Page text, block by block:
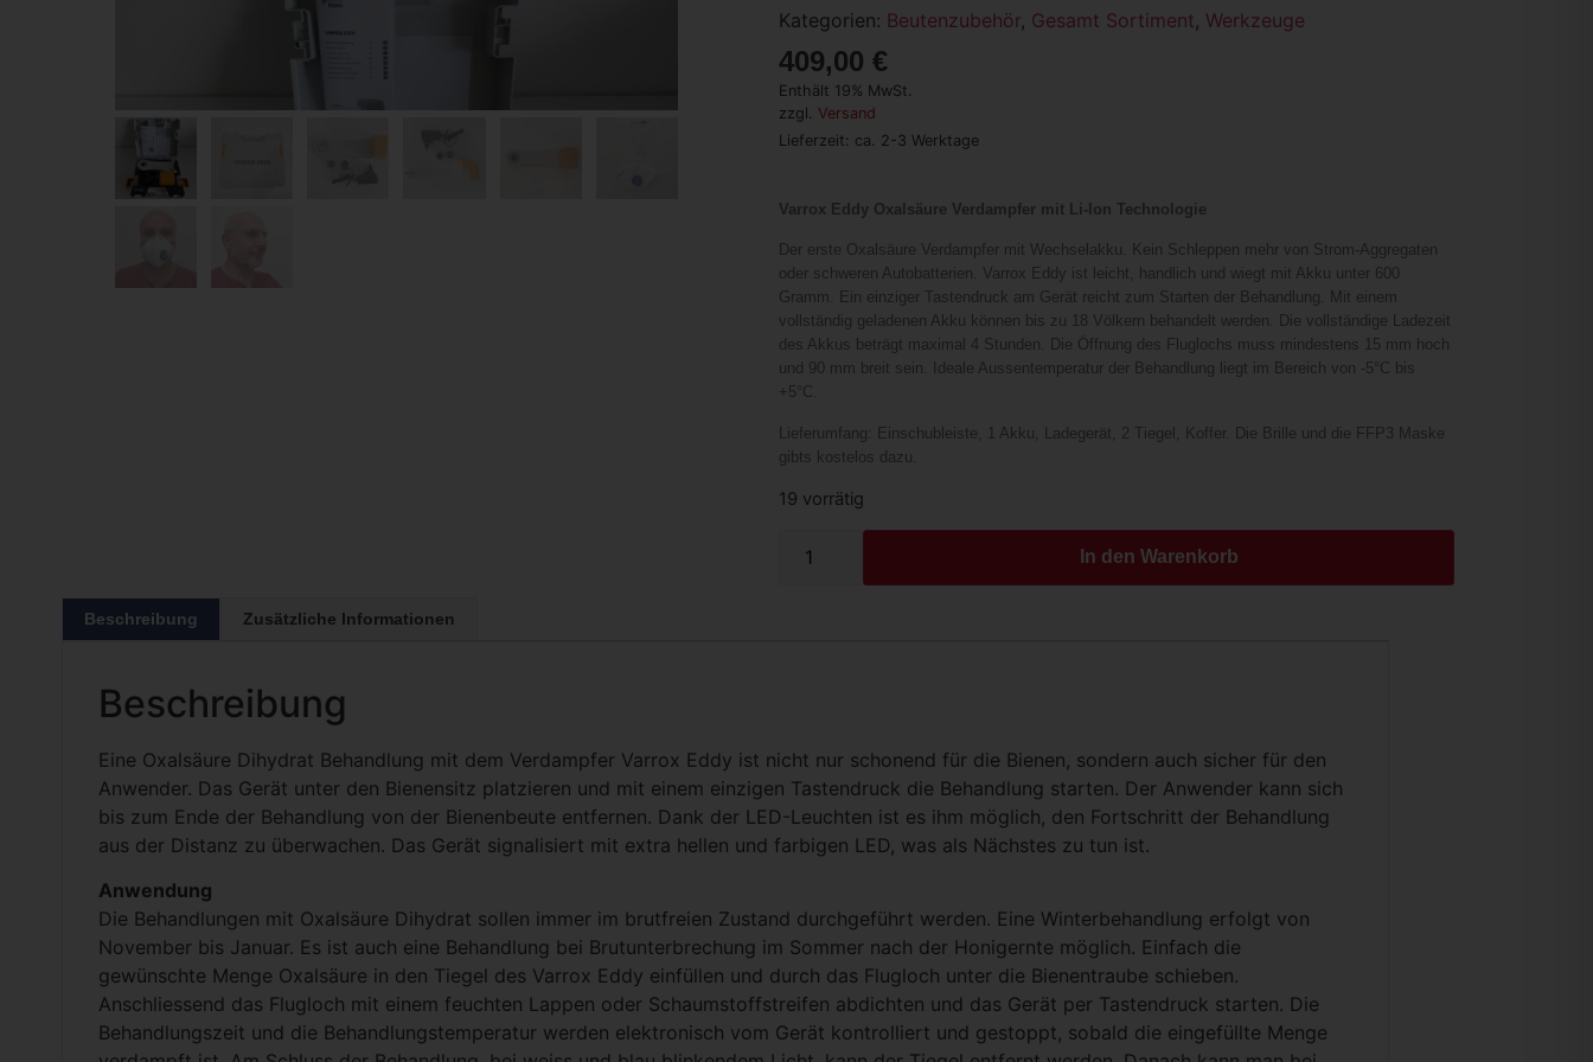
Kategorien: Beutenzubehör, Gesamt Sortiment, Werkzeuge
409,00 €
Enthält 19% MwSt.
zzgl. Versand
Lieferzeit: ca. 2-3 Werktage
Varrox Eddy Oxalsäure Verdampfer mit Li-Ion Technologie
Der erste Oxalsäure Verdampfer mit Wechselakku. Kein Schleppen mehr von Strom-Aggregaten
oder schweren Autobatterien. Varrox Eddy ist leicht, handlich und wiegt mit Akku unter 600
Gramm. Ein einziger Tastendruck am Gerät reicht zum Starten der Behandlung. Mit einem
vollständig geladenen Akku können bis zu 18 Völkern behandelt werden. Die vollständige Ladezeit
des Akkus beträgt maximal 4 Stunden. Die Öffnung des Fluglochs muss mindestens 15 mm hoch
und 90 mm breit sein. Ideale Aussentemperatur der Behandlung liegt im Bereich von -5°C bis
+5°C.
Lieferumfang: Einschubleiste, 1 Akku, Ladegerät, 2 Tiegel, Koffer. Die Brille und die FFP3 Maske
gibts kostelos dazu.
19 vorrätig
In den Warenkorb
Beschreibung Zusätzliche Informationen
Beschreibung
Eine Oxalsäure Dihydrat Behandlung mit dem Verdampfer Varrox Eddy ist nicht nur schonend für die Bienen, sondern auch sicher für den
Anwender. Das Gerät unter den Bienensitz platzieren und mit einem einzigen Tastendruck die Behandlung starten. Der Anwender kann sich
bis zum Ende der Behandlung von der Bienenbeute entfernen. Dank der LED-Leuchten ist es ihm möglich, den Fortschritt der Behandlung
aus der Distanz zu überwachen. Das Gerät signalisiert mit extra hellen und farbigen LED, was als Nächstes zu tun ist.
Anwendung
Die Behandlungen mit Oxalsäure Dihydrat sollen immer im brutfreien Zustand durchgeführt werden. Eine Winterbehandlung erfolgt von
November bis Januar. Es ist auch eine Behandlung bei Brutunterbrechung im Sommer nach der Honigernte möglich. Einfach die
gewünschte Menge Oxalsäure in den Tiegel des Varrox Eddy einfüllen und durch das Flugloch unter die Bienentraube schieben.
Anschliessend das Flugloch mit einem feuchten Lappen oder Schaumstoffstreifen abdichten und das Gerät per Tastendruck starten. Die
Behandlungszeit und die Behandlungstemperatur werden elektronisch vom Gerät kontrolliert und gestoppt, sobald die eingefüllte Menge